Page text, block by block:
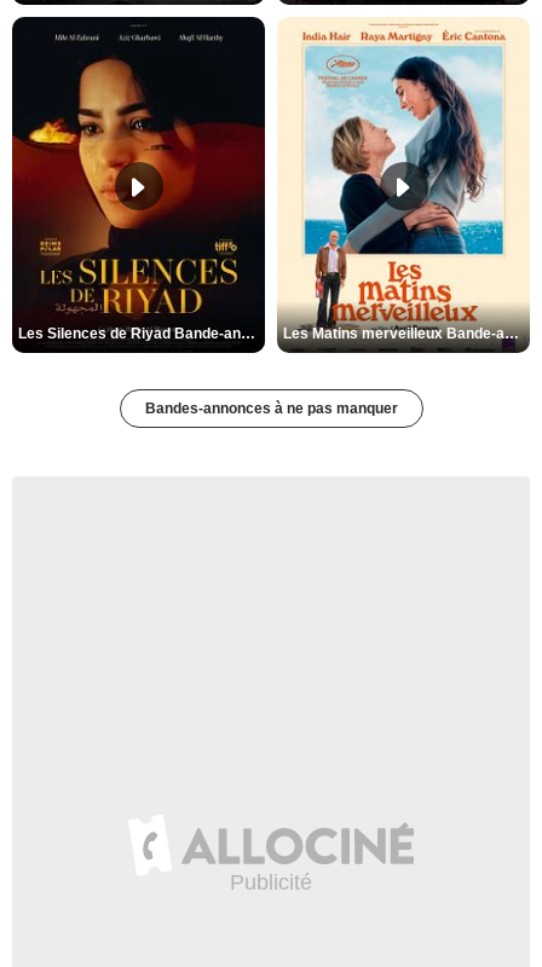
Les Silences de Riyad Bande-annonce VO STFR Les Matins merveilleux Bande-annonce VF
Bandes-annonces à ne pas manquer